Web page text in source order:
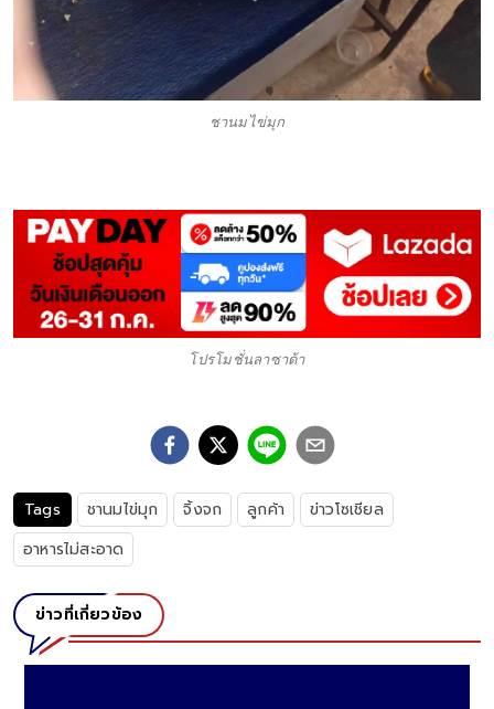
ชานมไข่มุก
โปรโมชั่นลาซาด้า
Tags ชานมไข่มุก จิ้งจก ลูกค้า
ข่าวโซเชียล
อาหารไม่สะอาด
ข่าวที่เกี่ยวข้อง